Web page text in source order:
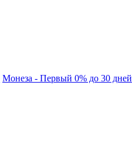
Монеза - Первый 0% до 30 дней